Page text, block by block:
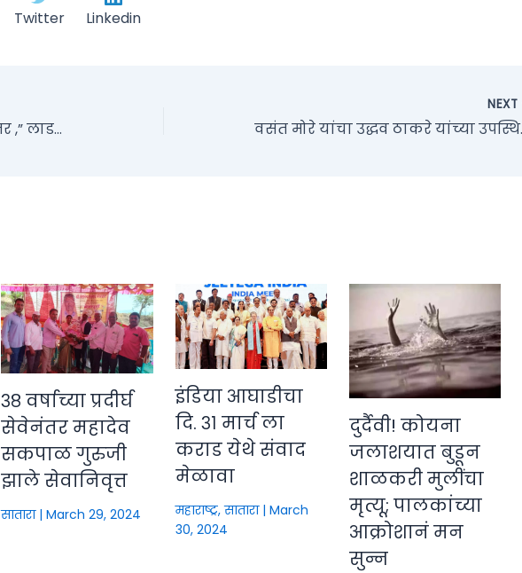
Twitter Linkedin
खरोखरच मदत करायची असेल तर ,” लाडकी बहीण ” योजनेची गरज नाही
NEXT
वसंत मोरे यांचा
३८ वर्षाच्या प्रदीर्घ
सेवेनंतर महादेव
सकपाळ गुरुजी
झाले सेवानिवृत्त
सातारा|March 29, 2024
इंडिया आघाडीचा
दि. ३१ मार्च ला
कराड येथे संवाद
मेळावा
महाराष्ट्र,सातारा| March
30, 2024
दुर्दैवी! कोयना
जलाशयात बुडून
शाळकरी मुलींचा
मृत्यू; पालकांच्या
आक्रोशानं मन
सुन्न